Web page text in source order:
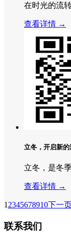
在时光的流
查看详情 →
立冬，开启新
立冬，是冬
查看详情 →
1 2345678910下一
联系我们